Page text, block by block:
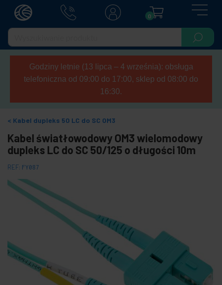
0
Godziny letnie (13 lipca – 4 września): obsługa
telefoniczna od 09:00 do 17:00, sklep od 08:00 do
16:30.
Kabel dupleks 50 LC do SC OM3
Kabel światłowodowy OM3 wielomodowy
dupleks LC do SC 50/125 o długości 10m
REF: FY087